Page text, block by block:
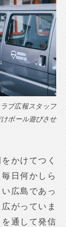
ブ広報スタッフ
ボール遊びさせ
かけてつく
日何かしら
広島であっ
がっていま
通して発信